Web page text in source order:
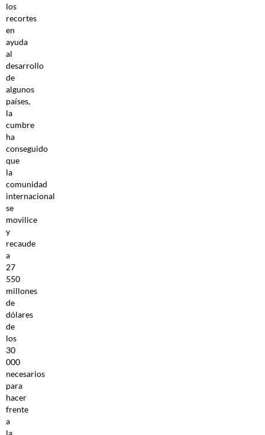
los
recortes
en
ayuda
al
desarrollo
de
algunos
países,
la
cumbre
ha
conseguido
que
la
comunidad
internacional
se
movilice
y
recaude
a
27
550
millones
de
dólares
de
los
30
000
necesarios
para
hacer
frente
a
la